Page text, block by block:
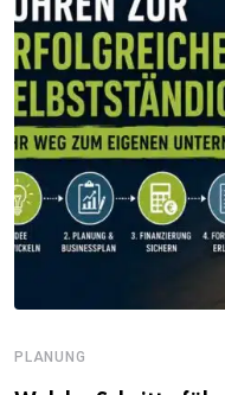
PLANUNG